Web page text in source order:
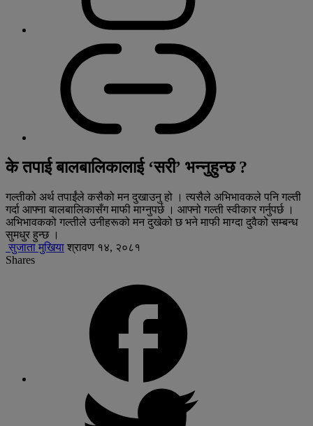
के तपाई बालबालिकालाई ‘सरी’ भन्नुहुन्छ ?
गल्तीको अर्थ तपाईंले कसैको मन दुखाउनु हो । त्यसैले अभिभावकले पनि गल्ती
गर्दा आफ्ना बालबालिकासँग माफी माग्नुपर्छ । आफ्नो गल्ती स्वीकार गर्नुपर्छ ।
अभिभावकको गल्तीले उनीहरूको मन दुखेको छ भने माफी माग्दा दुवैको सम्बन्ध
सुमधुर हुन्छ ।
सुजाता मुखिया श्रावण १४, २०८१
Shares